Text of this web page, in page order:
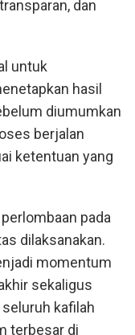
dan
untuk
hasil
diumumkan
berjalan
ketentuan yang
pada
dilaksanakan.
momentum
sekaligus
kafilah
terbesar di